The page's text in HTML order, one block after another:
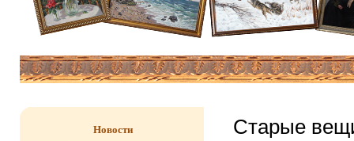
Новости Старые